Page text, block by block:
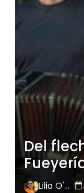
Del
Lilia O'Hara